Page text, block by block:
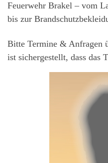
Feuerwehr Brakel – vom
bis zur
Bitte Termine & Anfragen
ist sichergestellt, dass das